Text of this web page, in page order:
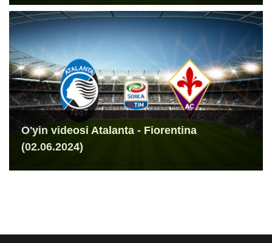
O'yin videosi Atalanta - Fiorentina
(02.06.2024)